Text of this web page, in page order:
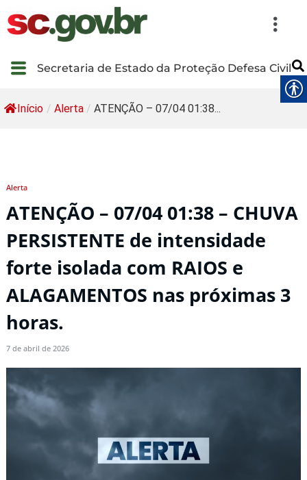
Secretaria de Estado da Proteção Defesa Civil
Início / Alerta / ATENÇÃO – 07/04 01:38...
Alerta
ATENÇÃO – 07/04 01:38 – CHUVA
PERSISTENTE de intensidade
forte isolada com RAIOS e
ALAGAMENTOS nas próximas 3
horas.
7 de abril de 2026